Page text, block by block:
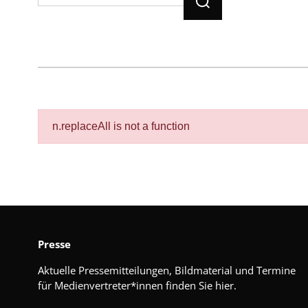
n.replaceAll is not a function
Presse
Aktuelle Pressemitteilungen, Bildmaterial und Termine
für Medienvertreter*innen finden Sie hier.